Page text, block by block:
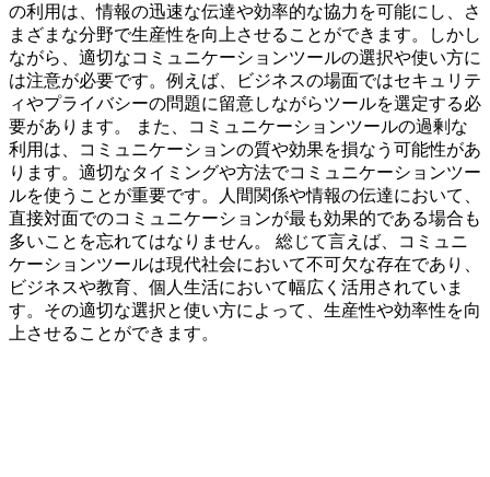
の利用は、情報の迅速な伝達や効率的な協力を可能にし、さ
まざまな分野で生産性を向上させることができます。しかし
ながら、適切なコミュニケーションツールの選択や使い方に
は注意が必要です。例えば、ビジネスの場面ではセキュリテ
ィやプライバシーの問題に留意しながらツールを選定する必
要があります。 また、コミュニケーションツールの過剰な
利用は、コミュニケーションの質や効果を損なう可能性があ
ります。適切なタイミングや方法でコミュニケーションツー
ルを使うことが重要です。人間関係や情報の伝達において、
直接対面でのコミュニケーションが最も効果的である場合も
多いことを忘れてはなりません。 総じて言えば、コミュニ
ケーションツールは現代社会において不可欠な存在であり、
ビジネスや教育、個人生活において幅広く活用されていま
す。その適切な選択と使い方によって、生産性や効率性を向
上させることができます。